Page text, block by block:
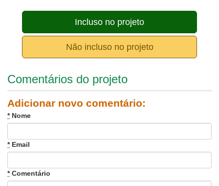
Incluso no projeto
Não incluso no projeto
Comentários do projeto
Adicionar novo comentário:
*Nome
*Email
*Comentário